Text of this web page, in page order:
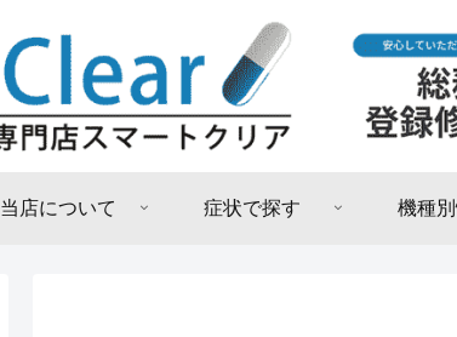
当店について 症状で探す 機種